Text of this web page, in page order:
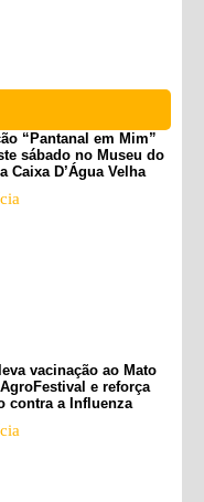
“Pantanal em Mim”
sábado no Museu do
Caixa D’Água Velha
vacinação ao Mato
e reforça
contra a Influenza